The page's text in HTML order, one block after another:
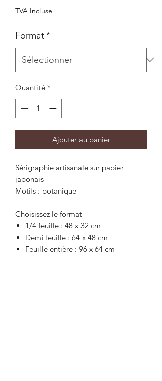
TVA Incluse
Format*
Quantité *
Ajouter au panier
Sérigraphie artisanale sur papier
japonais
Motifs : botanique
Choisissez le format
1/4 feuille : 48 x 32 cm
Demi feuille : 64 x 48 cm
Feuille entière : 96 x 64 cm